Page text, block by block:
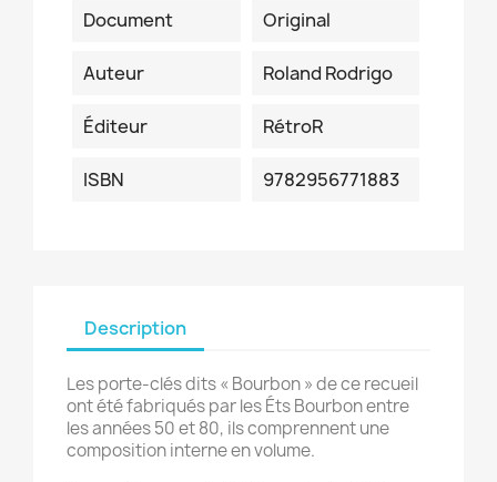
Document Original
Auteur Roland Rodrigo
Éditeur RétroR
ISBN 9782956771883
Description
Les porte-clés dits « Bourbon » de ce recueil
ont été fabriqués par les Éts Bourbon entre
les années 50 et 80, ils comprennent une
composition interne en volume.